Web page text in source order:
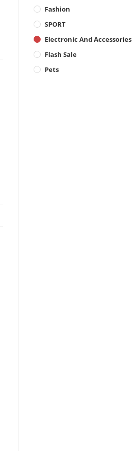
Fashion
SPORT
Electronic And Accessories
Flash Sale
Pets